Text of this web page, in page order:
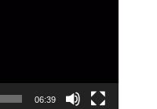
06:39